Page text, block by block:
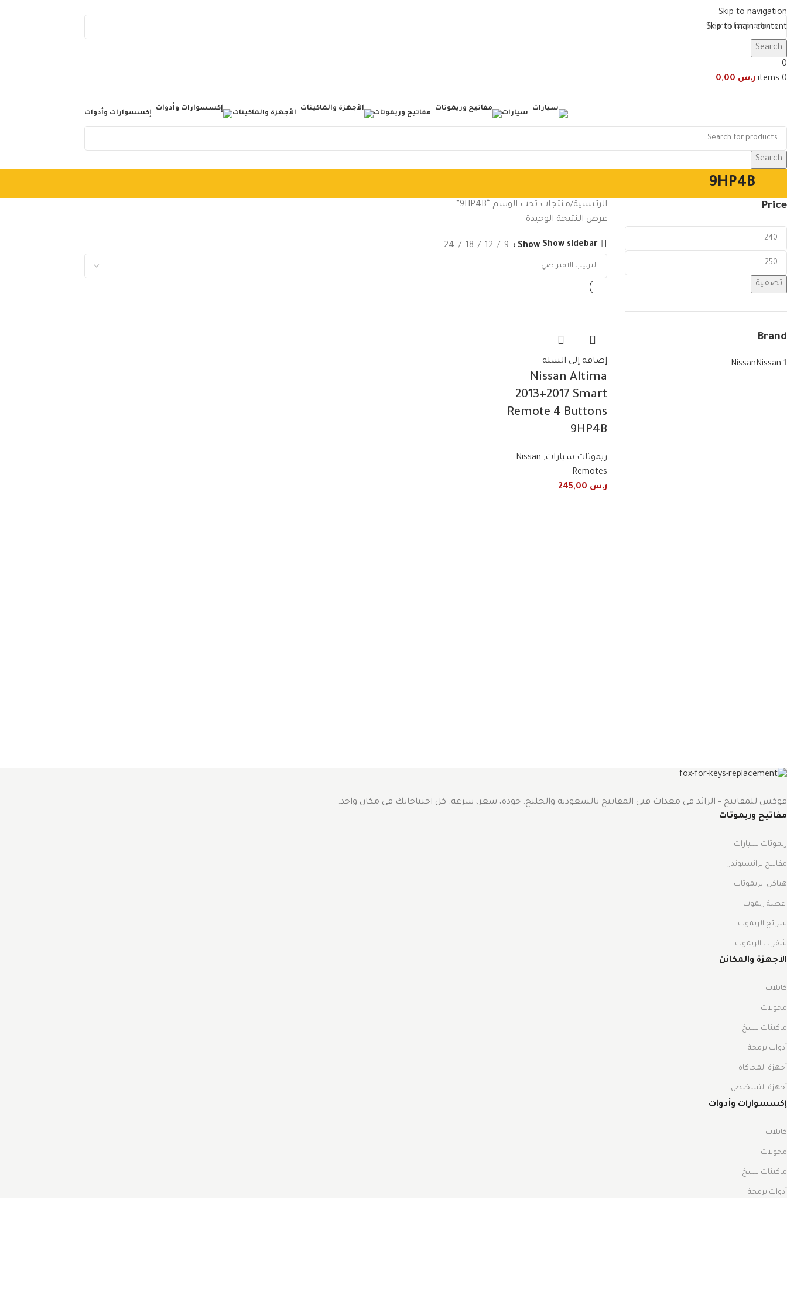
Skip to navigation
Skip to main content
Search
0
0
items ر.س
سيارات مفاتيح وريموتات الأجهزة والماكينات إكسسوارات وأدوات
Search
9HP4B
Price
تصفية
Brand
NissanNissan 1
الرئيسية منتجات تحت الوسم “9HP4B”
عرض النتيجة الوحيدة
Show sidebar
Show
9
12
18
24
إضافة إلى السلة
Nissan Altima
2013+2017 Smart
Remote 4 Buttons
9HP4B
ريموتات سيارات,
Nissan
Remotes
ر.س
فوكس للمفاتيح – الرائد في معدات فني المفاتيح بالسعودية والخليج. جودة، سعر، سرعة. كل احتياجاتك في مكان واحد.
مفاتيح وريموتات
ريموتات سيارات
مفاتيح ترانسبوندر
هياكل الريموتات
اغطية ريموت
شرائح الريموت
شفرات الريموت
الأجهزة والمكائن
كابلات
محولات
ماكينات نسخ
أدوات برمجة
أجهزة المحاكاة
أجهزة التشخيص
إكسسوارات وأدوات
كابلات
محولات
ماكينات نسخ
أدوات برمجة